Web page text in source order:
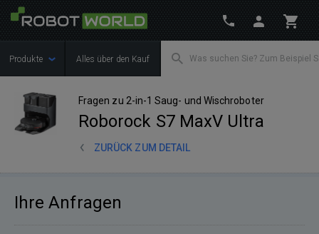
Produkte Alles über den Kauf
Fragen zu 2-in-1 Saug- und Wischroboter
Roborock S7 MaxV Ultra
ZURÜCK ZUM DETAIL
Ihre Anfragen